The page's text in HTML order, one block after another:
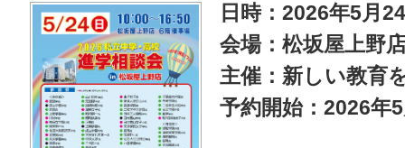
日時：2026年5月
会場：松坂屋上野
主催：新しい教育
予約開始：2026年